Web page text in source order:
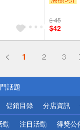
$ 45
$42
1 2 3
地區配送
公告
話題
優惠
地區配送
網頁！請小心！
促銷目錄 分店資訊
動 注目活動 得獎公